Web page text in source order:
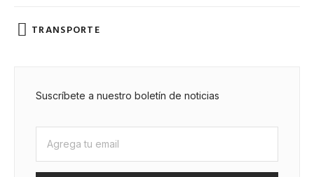
TRANSPORTE
Suscríbete a nuestro boletín de noticias